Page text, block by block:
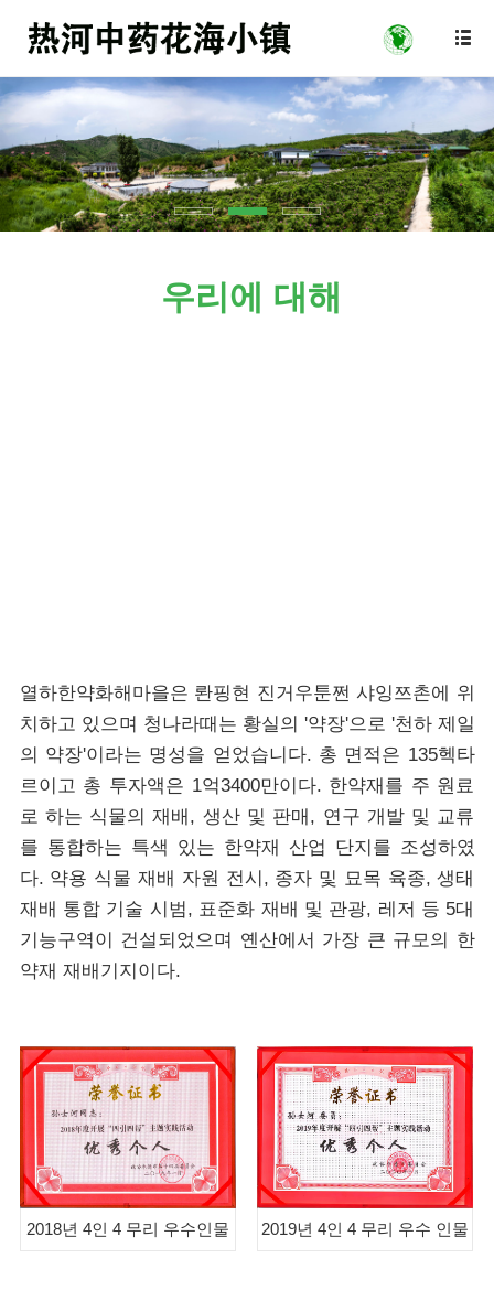

우리에 대해
열하한약화해마을은 롼핑현 진거우툰쩐 샤잉쯔촌에 위
치하고 있으며 청나라때는 황실의 '약장'으로 '천하 제일
의 약장'이라는 명성을 얻었습니다. 총 면적은 135헥타
르이고 총 투자액은 1억3400만이다. 한약재를 주 원료
로 하는 식물의 재배, 생산 및 판매, 연구 개발 및 교류
를 통합하는 특색 있는 한약재 산업 단지를 조성하였
다. 약용 식물 재배 자원 전시, 종자 및 묘목 육종, 생태
재배 통합 기술 시범, 표준화 재배 및 관광, 레저 등 5대
기능구역이 건설되었으며 옌산에서 가장 큰 규모의 한
약재 재배기지이다.
2018년 4인 4 무리 우수인물 2019년 4인 4 무리 우수 인물